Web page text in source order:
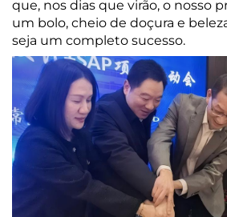
que, nos dias que virão, o nosso
um bolo, cheio de doçura e
seja um completo sucesso.